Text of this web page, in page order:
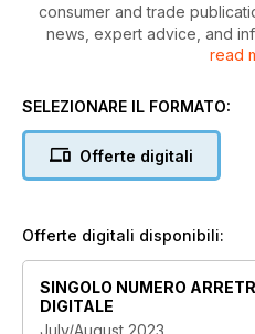
consumer and trade
news, expert advice, and
read
SELEZIONARE IL FORMATO:
Offerte digitali
Offerte digitali disponibili:
SINGOLO NUMERO
DIGITALE
July/August 2023